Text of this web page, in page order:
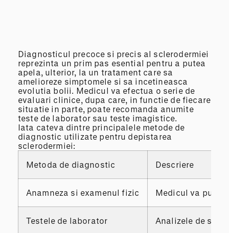
Diagnosticul precoce si precis al sclerodermiei
reprezinta un prim pas esential pentru a putea
apela, ulterior, la un tratament care sa
amelioreze simptomele si sa incetineasca
evolutia bolii. Medicul va efectua o serie de
evaluari clinice, dupa care, in functie de fiecare
situatie in parte, poate recomanda anumite
teste de laborator sau teste imagistice.
Iata cateva dintre principalele metode de
diagnostic utilizate pentru depistarea
sclerodermiei:
Metoda de diagnostic
Descriere
Anamneza si examenul fizic Medicul va pune
Testele de laborator Analizele de